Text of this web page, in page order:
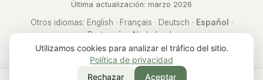
Última actualización: marzo 2026
Otros idiomas: English · Français · Deutsch · Español ·
Português·Nederlands
Utilizamos cookies para analizar el tráfico del sitio.
Política de privacidad
Rechazar
Aceptar